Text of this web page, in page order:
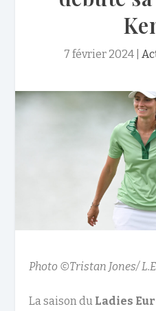
7 février 2024|
Photo ©Tristan Jones/
La saison du Ladies